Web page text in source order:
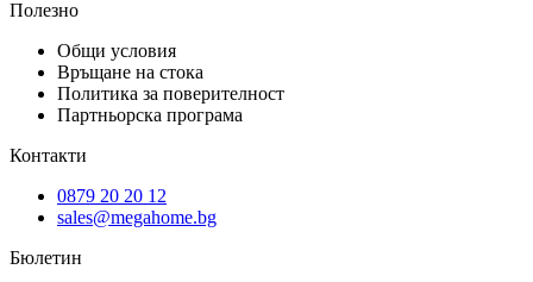
Полезно
Общи условия
Връщане на стока
Политика за поверителност
Партньорска програма
Контакти
0879 20 20 12
sales@megahome.bg
Бюлетин